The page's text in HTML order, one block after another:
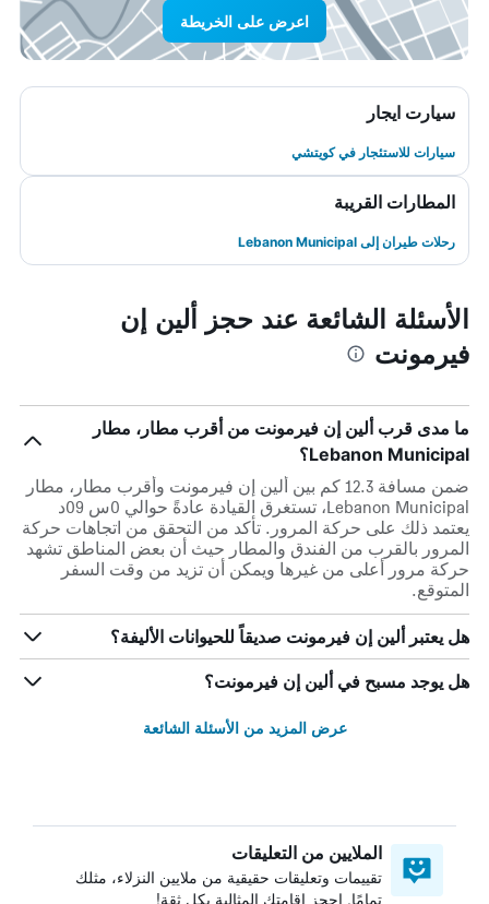
اعرض على الخريطة
سيارت ايجار
سيارات للاستئجار في كويتشي
المطارات القريبة
رحلات طيران إلى Lebanon Municipal
الأسئلة الشائعة عند حجز ألين إن
فيرمونت
ما مدى قرب ألين إن فيرمونت من أقرب مطار، مطار
Lebanon Municipal؟
ضمن مسافة 12.3 كم بين ألين إن فيرمونت وأقرب مطار، مطار
Lebanon Municipal، تستغرق القيادة عادةً حوالي 0س 09د
يعتمد ذلك على حركة المرور. تأكد من التحقق من اتجاهات حركة
المرور بالقرب من الفندق والمطار حيث أن بعض المناطق تشهد
حركة مرور أعلى من غيرها ويمكن أن تزيد من وقت السفر
المتوقع.
هل يعتبر ألين إن فيرمونت صديقاً للحيوانات الأليفة؟
هل يوجد مسبح في ألين إن فيرمونت؟
عرض المزيد من الأسئلة الشائعة
الملايين من التعليقات
تقييمات وتعليقات حقيقية من ملايين النزلاء، مثلك
تمامًا. احجز إقامتك المثالية بكل ثقة!